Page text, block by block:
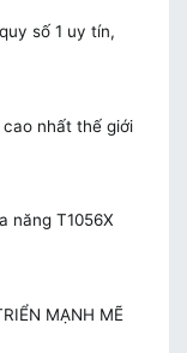
số 1 uy tín,
nhất thế giới
năng T1056X
MẠNH MẼ